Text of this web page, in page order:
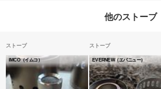
他のストーブ
ストーブ
IMCO（イムコ）
ストーブ
EVERNEW（エバニュー）